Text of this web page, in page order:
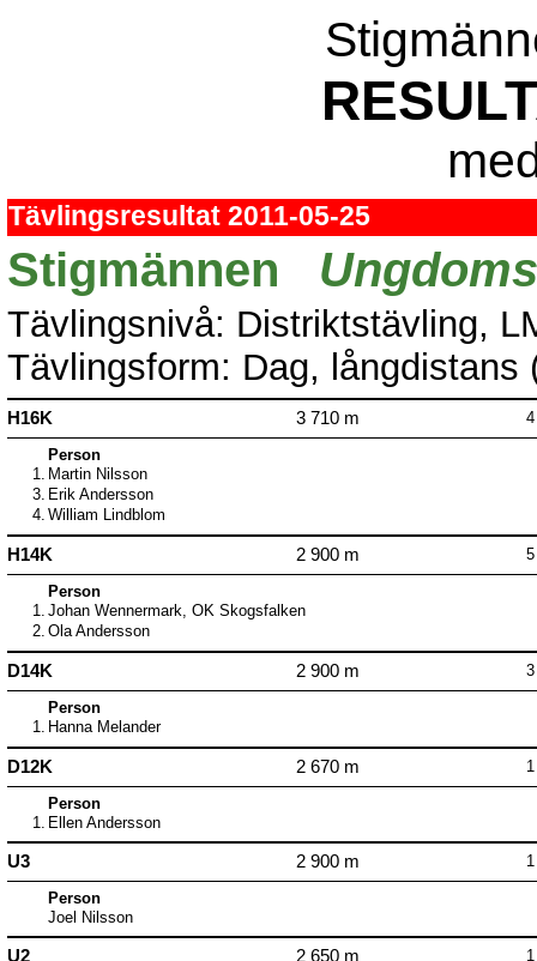
Tävlingsresultat 2011-05-25
Stigmännen
Tävlingsnivå: Distriktstävling,
Tävlingsform: Dag, långdistans
H16K 3 710 m
Person
1. Martin Nilsson
3. Erik Andersson
4. William Lindblom
H14K 2 900 m
Person
1. Johan Wennermark, OK Skogsfalken
2. Ola Andersson
D14K 2 900 m
Person
1. Hanna Melander
D12K 2 670 m
Person
1. Ellen Andersson
U3 2 900 m
Person
Joel Nilsson
U2 2 650 m